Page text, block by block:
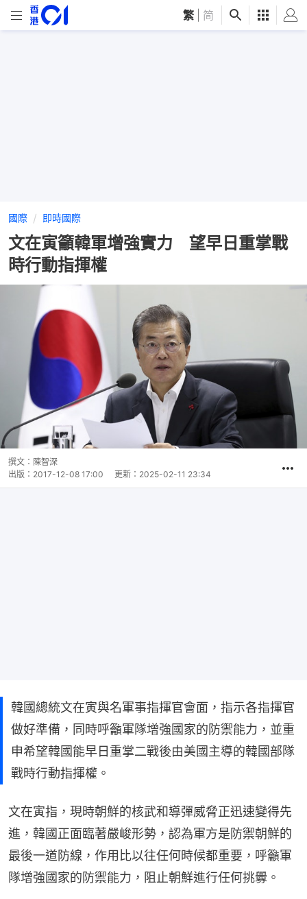
繁 简
國際 即時國際
文在寅籲韓軍增強實力 望早日重掌戰
時行動指揮權
撰文： 陳智深
出版： 2017-12-08 17:00 更新： 2025-02-11 23:34
韓國總統文在寅與名軍事指揮官會面，指示各指揮官
做好準備，同時呼籲軍隊增強國家的防禦能力，並重
申希望韓國能早日重掌二戰後由美國主導的韓國部隊
戰時行動指揮權。
文在寅指，現時朝鮮的核武和導彈威脅正迅速變得先
進，韓國正面臨著嚴峻形勢，認為軍方是防禦朝鮮的
最後一道防線，作用比以往任何時候都重要，呼籲軍
隊增強國家的防禦能力，阻止朝鮮進行任何挑釁。